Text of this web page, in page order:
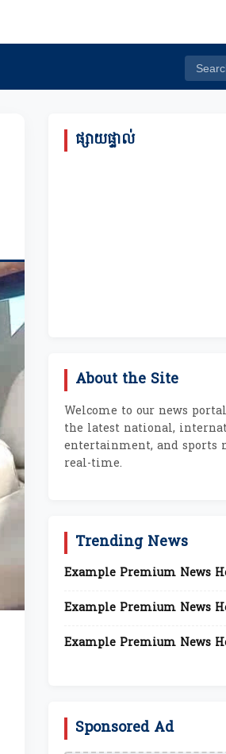
ផ្សាយផ្ទាល់
About the Site
Welcome to our news
the latest national,
entertainment, and sports
real-time.
Trending News
Example Premium News
Example Premium News
Example Premium News
Sponsored Ad